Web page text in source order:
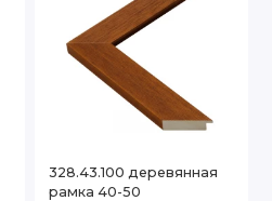
328.43.100 деревянная
рамка 40-50